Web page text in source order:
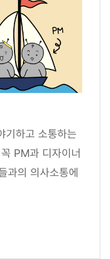
기하고 소통하는
PM과 디자이너
과의 의사소통에